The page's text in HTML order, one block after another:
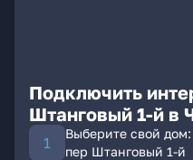
Подключить
Штанговый 1-й в
Выберите свой
пер Штанговый 1-й